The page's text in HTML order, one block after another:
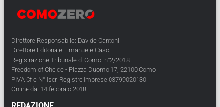
Direttore Responsabile: Davide Cantoni
Direttore Editoriale: Emanuele Caso
Registrazione Tribunale di Como: n°2/2018
Freedom of Choice - Piazza Duomo 17, 22100 Como
PIVA Cf e N° Iscr. Registro Imprese 03799020130
Online dal 14 febbraio 2018
REDAZIONE